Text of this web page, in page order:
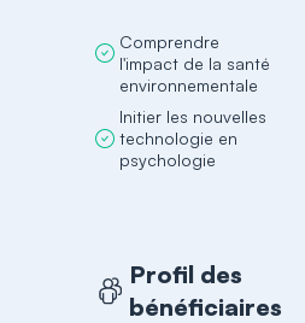
Comprendre
l'impact de la santé
environnementale
Initier les nouvelles
technologie en
psychologie
Profil des
bénéficiaires